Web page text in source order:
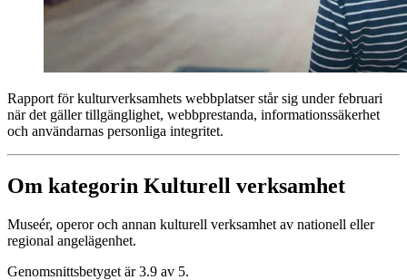
Rapport för kultur­verksamhets webbplatser står sig under februari
när det gäller tillgänglighet, webbprestanda, informationssäkerhet
och användarnas personliga integritet.
Om kategorin Kulturell verksamhet
Museér, operor och annan kulturell verksamhet av nationell eller
regional angelägenhet.
Genomsnittsbetyget är 3.9 av 5.